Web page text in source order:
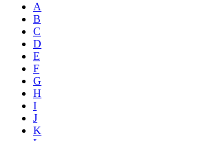
A
B
C
D
E
F
G
H
I
J
K